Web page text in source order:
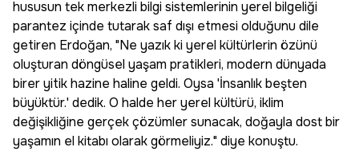
hususun tek merkezli bilgi sistemlerinin yerel bilgeliği
parantez içinde tutarak saf dışı etmesi olduğunu dile
getiren Erdoğan, "Ne yazık ki yerel kültürlerin özünü
oluşturan döngüsel yaşam pratikleri, modern dünyada
birer yitik hazine haline geldi. Oysa 'İnsanlık beşten
büyüktür.' dedik. O halde her yerel kültürü, iklim
değişikliğine gerçek çözümler sunacak, doğayla dost bir
yaşamın el kitabı olarak görmeliyiz." diye konuştu.